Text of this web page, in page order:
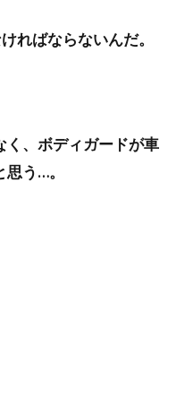
ればならないんだ。
く、ボディガードが車
う…。